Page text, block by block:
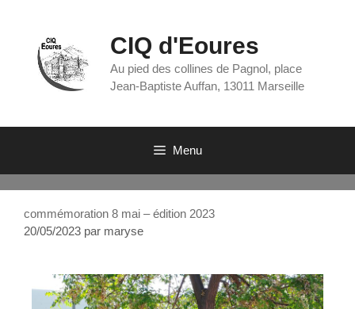
CIQ d'Eoures
Au pied des collines de Pagnol, place
Jean-Baptiste Auffan, 13011 Marseille
Menu
commémoration 8 mai – édition 2023
20/05/2023 par maryse